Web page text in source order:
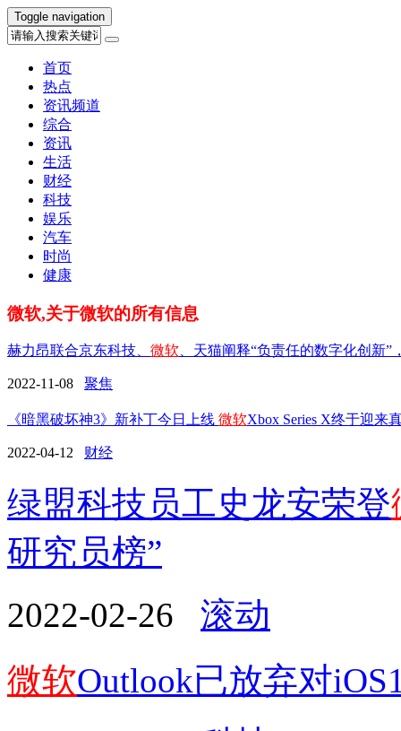
Toggle navigation
首页
热点
资讯频道
综合
资讯
生活
财经
科技
娱乐
汽车
时尚
健康
微软,关于微软的所有信息
赫力昂联合京东科技、 微软、天猫阐释“负责任的数字化创新”
2022-11-08 聚焦
《暗黑破坏神3》新补丁今日上线 微软Xbox Series X终于迎来
2022-04-12 财经
绿盟科技员工史龙安荣登
研究员榜”
2022-02-26 滚动
微软Outlook已放弃对